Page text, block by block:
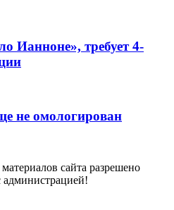
Ианноне», требует 4-
не омологирован
сайта разрешено
администрацией!